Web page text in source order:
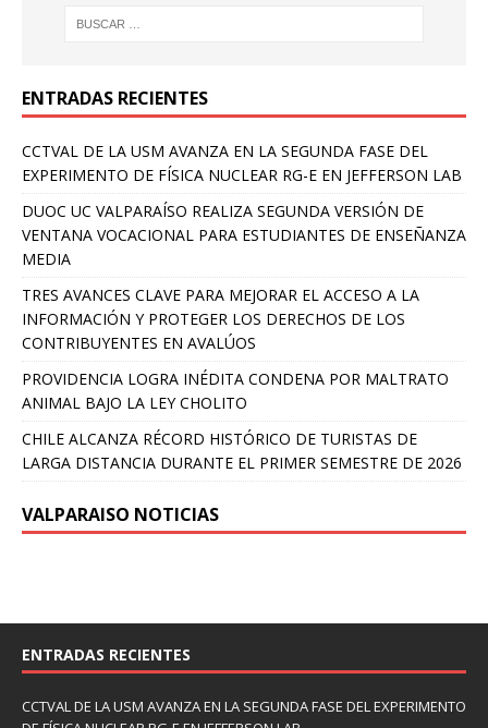
ENTRADAS RECIENTES
CCTVAL DE LA USM AVANZA EN LA SEGUNDA FASE DEL
EXPERIMENTO DE FÍSICA NUCLEAR RG-E EN JEFFERSON LAB
DUOC UC VALPARAÍSO REALIZA SEGUNDA VERSIÓN DE
VENTANA VOCACIONAL PARA ESTUDIANTES DE ENSEÑANZA
MEDIA
TRES AVANCES CLAVE PARA MEJORAR EL ACCESO A LA
INFORMACIÓN Y PROTEGER LOS DERECHOS DE LOS
CONTRIBUYENTES EN AVALÚOS
PROVIDENCIA LOGRA INÉDITA CONDENA POR MALTRATO
ANIMAL BAJO LA LEY CHOLITO
CHILE ALCANZA RÉCORD HISTÓRICO DE TURISTAS DE
LARGA DISTANCIA DURANTE EL PRIMER SEMESTRE DE 2026
VALPARAISO NOTICIAS
ENTRADAS RECIENTES
CCTVAL DE LA USM AVANZA EN LA SEGUNDA FASE DEL EXPERIMENTO